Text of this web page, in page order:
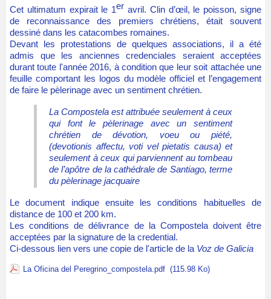
Cet ultimatum expirait le 1er avril. Clin d’œil, le poisson, signe
de reconnaissance des premiers chrétiens, était souvent
dessiné dans les catacombes romaines.
Devant les protestations de quelques associations, il a été
admis que les anciennes credenciales seraient acceptées
durant toute l'année 2016, à condition que leur soit attachée une
feuille comportant les logos du modèle officiel et l’engagement
de faire le pèlerinage avec un sentiment chrétien.
La Compostela est attribuée seulement à ceux
qui font le pèlerinage avec un sentiment
chrétien de dévotion, voeu ou piété,
(devotionis affectu, voti vel pietatis causa) et
seulement à ceux qui parviennent au tombeau
de l’apôtre de la cathédrale de Santiago, terme
du pèlerinage jacquaire
Le document indique ensuite les conditions habituelles de
distance de 100 et 200 km.
Les conditions de délivrance de la Compostela doivent être
acceptées par la signature de la credential.
Ci-dessous lien vers une copie de l'article de la Voz de Galicia
La Oficina del Peregrino_compostela.pdf (115.98 Ko)